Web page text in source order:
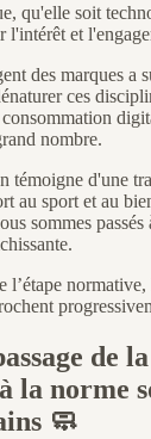
qu'elle soit
et
des marques a
ces
nombre.
témoigne d'une
au sport et au
sommes
l’étape
de
la norme
🧼